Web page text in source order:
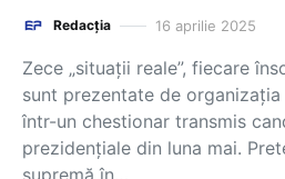
Redacția 16 aprilie 2025
Zece „situații reale”, fiecare
sunt prezentate de
într-un chestionar transmis
prezidențiale din luna mai.
supremă în…